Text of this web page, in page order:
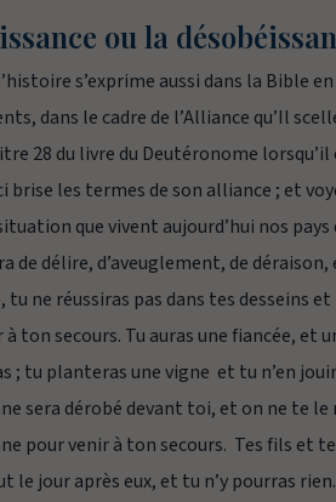
ou la
s’exprime aussi dans la Bible
dans le cadre de l’Alliance qu’Il
28 du livre du Deutéronome lorsqu’il
les termes de son alliance ; et
que vivent aujourd’hui nos
de délire, d’aveuglement, de
ne réussiras pas dans tes desseins
ton secours. Tu auras une fiancée, et
tu planteras une vigne et tu n’en
sera dérobé devant toi, et on ne te
pour venir à ton secours. Tes fils et
jour après eux, et tu n’y pourras